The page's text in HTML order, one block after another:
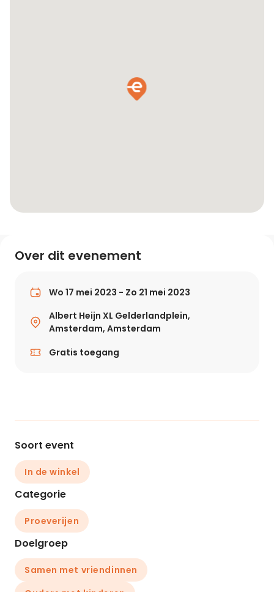
Over dit evenement
Wo 17 mei 2023 - Zo 21 mei 2023
Albert Heijn XL Gelderlandplein,
Amsterdam, Amsterdam
Gratis toegang
Soort event
In de winkel
Categorie
Proeverijen
Doelgroep
Samen met vriendinnen